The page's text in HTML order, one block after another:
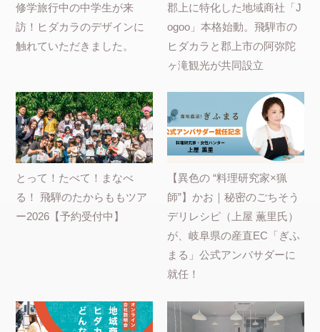
修学旅行中の中学生が来
訪！ヒダカラのデザインに
触れていただきました。
郡上に特化した地域商社「J
ogoo」本格始動。飛騨市の
ヒダカラと郡上市の阿弥陀
ヶ滝観光が共同設立
とって！たべて！まなべ
る！ 飛騨のたからももツア
ー2026【予約受付中】
【異色の “料理研究家×猟
師”】かお｜秘密のごちそう
デリレシピ（上屋 薫里氏）
が、岐阜県の産直EC「ぎふ
まる」公式アンバサダーに
就任！